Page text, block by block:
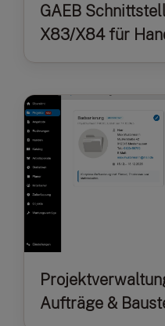
GAEB
X83/X84 für
Aufträge &